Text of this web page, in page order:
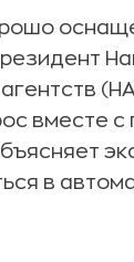
вместе
в